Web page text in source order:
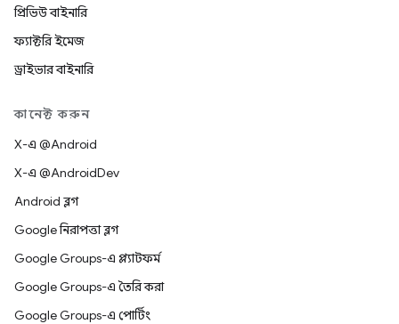
প্রিভিউ বাইনারি
ফ্যাক্টরি ইমেজ
ড্রাইভার বাইনারি
কানেক্ট করুন
X-এ @Android
X-এ @AndroidDev
Android ব্লগ
Google নিরাপত্তা ব্লগ
Google Groups-এ প্ল্যাটফর্ম
Google Groups-এ তৈরি করা
Google Groups-এ পোর্টিং